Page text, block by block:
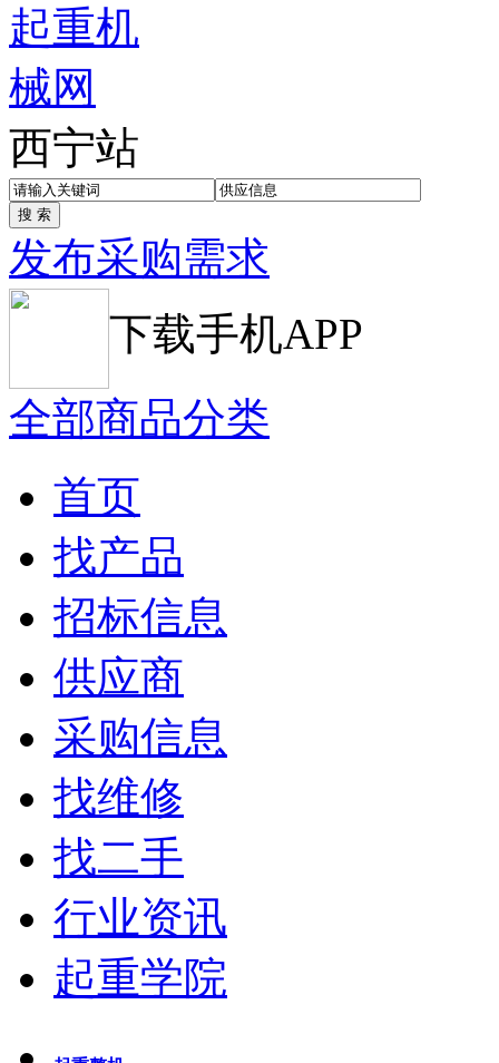
西宁站
发布采购需求
下载手机APP
全部商品分类
首页
找产品
招标信息
供应商
采购信息
找维修
找二手
行业资讯
起重学院